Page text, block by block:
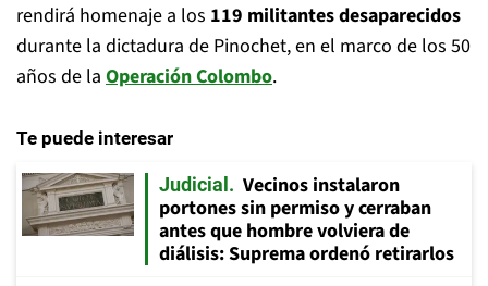
rendirá homenaje a los 119 militantes desaparecidos
durante la dictadura de Pinochet, en el marco de los 50
años de la Operación Colombo.
Te puede interesar
Judicial
Vecinos instalaron
portones sin permiso y cerraban
antes que hombre volviera de
diálisis: Suprema ordenó retirarlos